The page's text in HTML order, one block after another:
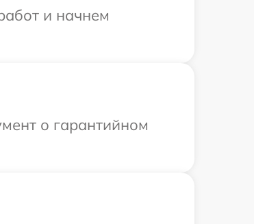
и начнем
о гарантийном